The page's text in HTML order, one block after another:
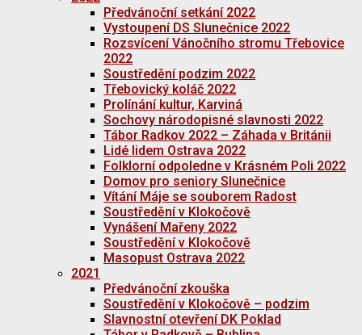
Předvánoční setkání 2022
Vystoupení DS Slunečnice 2022
Rozsvícení Vánočního stromu Třebovice
2022
Soustředění podzim 2022
Třebovický koláč 2022
Prolínání kultur, Karviná
Sochovy národopisné slavnosti 2022
Tábor Radkov 2022 – Záhada v Británii
Lidé lidem Ostrava 2022
Folklorní odpoledne v Krásném Poli 2022
Domov pro seniory Slunečnice
Vítání Máje se souborem Radost
Soustředění v Klokočově
Vynášení Mařeny 2022
Soustředění v Klokočově
Masopust Ostrava 2022
2021
Předvánoční zkouška
Soustředění v Klokočově – podzim
Slavnostní otevření DK Poklad